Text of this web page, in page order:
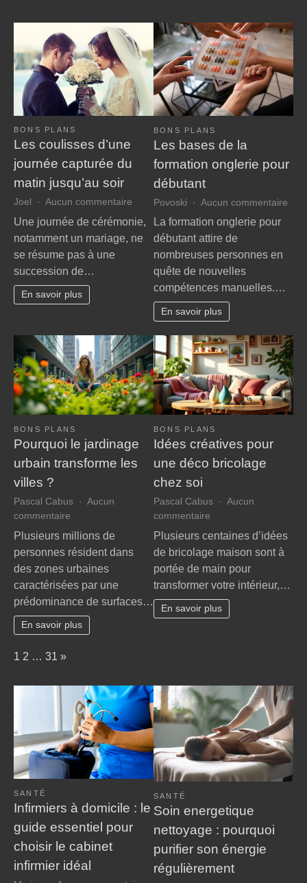
BONS PLANS
Les coulisses d’une
journée capturée du
matin jusqu’au soir
Joel Aucun commentaire
Les
coulisses
d’une
journée
capturée
matin
jusqu’au
Une journée de cérémonie,
notamment un mariage, ne
se résume pas à une
succession de…
En savoir plus
BONS PLANS
Les bases de la
formation onglerie pour
débutant
Povoski Aucun commentaire
La formation onglerie pour
débutant attire de
nombreuses personnes en
quête de nouvelles
compétences manuelles.…
En savoir plus
BONS PLANS
Pourquoi le jardinage
urbain transforme les
villes ?
Pascal Cabus
Aucun
commentaire
Pourquoi
jardinage
urbain
transforme
les
villes
?
Plusieurs millions de
personnes résident dans
des zones urbaines
caractérisées par une
prédominance de surfaces…
En savoir plus
BONS PLANS
Idées créatives pour
une déco bricolage
chez soi
Pascal Cabus
Aucun
commentaire
Idées
pour
une
déco
bricolage
chez
Plusieurs centaines d’idées
de bricolage maison sont à
portée de main pour
transformer votre intérieur,…
En savoir plus
Page:
1 2 … 31 Next
»
SANTÉ
Infirmiers à domicile : le
guide essentiel pour
choisir le cabinet
infirmier idéal
SANTÉ
Soin energetique
nettoyage : pourquoi
purifier son énergie
régulièrement